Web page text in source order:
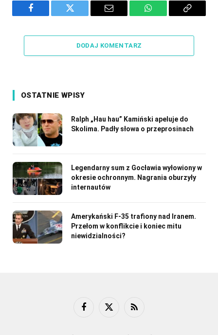
Facebook Twitter Email WhatsAppCopy
DODAJ KOMENTARZ
OSTATNIE WPISY
Ralph „Hau hau” Kamiński apeluje do
Skolima. Padły słowa o przeprosinach
Legendarny sum z Gocławia wyłowiony w
okresie ochronnym. Nagrania oburzyły
internautów
Amerykański F-35 trafiony nad Iranem.
Przełom w konflikcie i koniec mitu
niewidzialności?
FacebookX
RSS